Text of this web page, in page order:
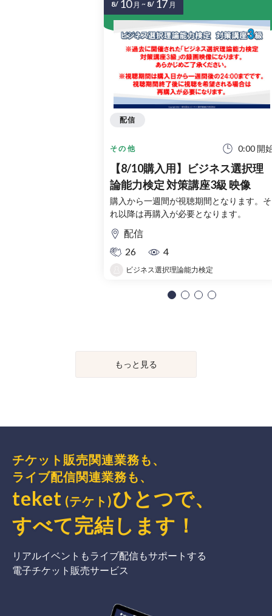
その他 0:00 開
【8/10購入用】ビジネス選択理
論能力検定 対策講座3級 映像
購入から一週間が視聴期間となります。そ
れ以降は再購入が必要となります。
配信
26
4
ビジネス選択理論能力検定
配信
8/ 10 月 ~ 8/ 17 月
もっと見る
チケット販売関連業務も、
ライブ配信関連業務も、
teket (テケト)ひとつで、
すべて完結 します ！
リアルイベントもライブ配信もサポートする
電子チケット販売サービス